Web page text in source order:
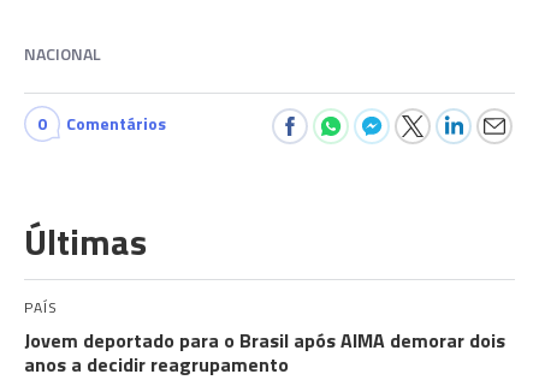
NACIONAL
0 Comentários
Últimas
PAÍS
Jovem deportado para o Brasil após AIMA demorar dois
anos a decidir reagrupamento